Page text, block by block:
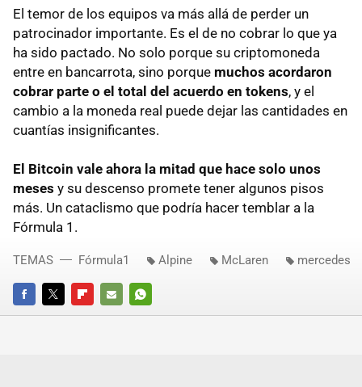
El temor de los equipos va más allá de perder un
patrocinador importante. Es el de no cobrar lo que ya
ha sido pactado. No solo porque su criptomoneda
entre en bancarrota, sino porque muchos acordaron
cobrar parte o el total del acuerdo en tokens, y el
cambio a la moneda real puede dejar las cantidades en
cuantías insignificantes.
El Bitcoin vale ahora la mitad que hace solo unos
meses y su descenso promete tener algunos pisos
más. Un cataclismo que podría hacer temblar a la
Fórmula 1.
FACEBOOKTWITTERFLIPBOARD
E-
WHATSAPP
TEMAS Fórmula1 Alpine McLaren mercedes